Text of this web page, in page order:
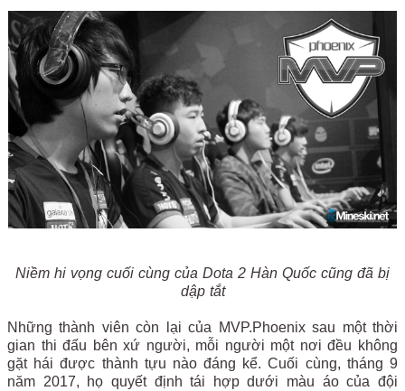
Niềm hi vọng cuối cùng của Dota 2 Hàn Quốc cũng đã bị
dập tắt
Những thành viên còn lại của MVP.Phoenix sau một thời
gian thi đấu bên xứ người, mỗi người một nơi đều không
gặt hái được thành tựu nào đáng kể. Cuối cùng, tháng 9
năm 2017, họ quyết định tái hợp dưới màu áo của đội